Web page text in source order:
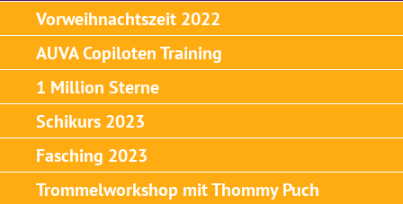
Vorweihnachtszeit 2022
AUVA Copiloten Training
1 Million Sterne
Schikurs 2023
Fasching 2023
Trommelworkshop mit Thommy Puch